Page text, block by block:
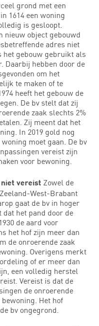
grond met een
1614 een woning
is gesloopt.
nieuw object gebouwd
adres niet
het gebouw gebruikt als
Daarbij hebben door de
om het
te maken of te
heeft het gebouw de
De bv stelt dat zij
zaak slechts 2%
Zij meent dat het
In 2019 gold nog
moet gaan. De bv
vereist zijn
voor bewoning.
vereist Zowel de
West-Brabant
gaat de bv in hoger
dat het pand door de
de aard voor
het hof zijn meer dan
de onroerende zaak
Overigens merkt
of er meer dan
een volledig herstel
Vereist is dat de
de onroerende
Het hof
bv ongegrond.